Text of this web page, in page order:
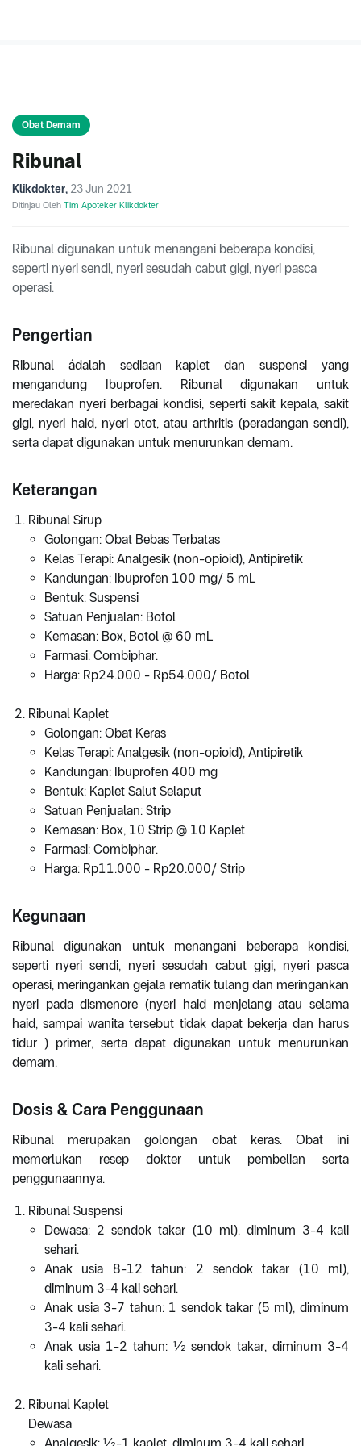
Obat Demam
Ribunal
Klikdokter, 23 Jun 2021
Ditinjau Oleh Tim Apoteker Klikdokter
Ribunal digunakan untuk menangani beberapa kondisi,
seperti nyeri sendi, nyeri sesudah cabut gigi, nyeri pasca
operasi.
Pengertian
Ribunal ádalah sediaan kaplet dan suspensi yang
mengandung Ibuprofen. Ribunal digunakan untuk
meredakan nyeri berbagai kondisi, seperti sakit kepala, sakit
gigi, nyeri haid, nyeri otot, atau arthritis (peradangan sendi),
serta dapat digunakan untuk menurunkan demam.
Keterangan
Ribunal Sirup
Golongan: Obat Bebas Terbatas
Kelas Terapi: Analgesik (non-opioid), Antipiretik
Kandungan: Ibuprofen 100 mg/ 5 mL
Bentuk: Suspensi
Satuan Penjualan: Botol
Kemasan: Box, Botol @ 60 mL
Farmasi: Combiphar.
Harga: Rp24.000 - Rp54.000/ Botol
Ribunal Kaplet
Golongan: Obat Keras
Kelas Terapi: Analgesik (non-opioid), Antipiretik
Kandungan: Ibuprofen 400 mg
Bentuk: Kaplet Salut Selaput
Satuan Penjualan: Strip
Kemasan: Box, 10 Strip @ 10 Kaplet
Farmasi: Combiphar.
Harga: Rp11.000 - Rp20.000/ Strip
Kegunaan
Ribunal digunakan untuk menangani beberapa kondisi,
seperti nyeri sendi, nyeri sesudah cabut gigi, nyeri pasca
operasi, meringankan gejala rematik tulang dan meringankan
nyeri pada dismenore (nyeri haid menjelang atau selama
haid, sampai wanita tersebut tidak dapat bekerja dan harus
tidur ) primer, serta dapat digunakan untuk menurunkan
demam.
Dosis & Cara Penggunaan
Ribunal merupakan golongan obat keras. Obat ini
memerlukan resep dokter untuk pembelian serta
penggunaannya.
Ribunal Suspensi
Dewasa: 2 sendok takar (10 ml), diminum 3-4 kali
sehari.
Anak usia 8-12 tahun: 2 sendok takar (10 ml),
diminum 3-4 kali sehari.
Anak usia 3-7 tahun: 1 sendok takar (5 ml), diminum
3-4 kali sehari.
Anak usia 1-2 tahun: ½ sendok takar, diminum 3-4
kali sehari.
Ribunal Kaplet
Dewasa